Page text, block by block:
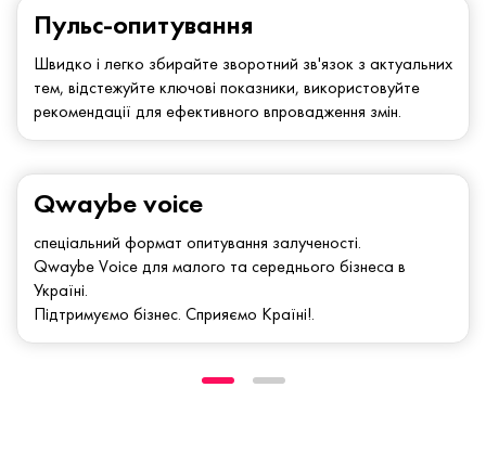
Qwaybe voice
спеціальний формат опитування залученості.
Qwaybe Voice для малого та середнього бізнеса в
Україні.
Підтримуємо бізнес. Сприяємо Країні!.
Пульс-опитування
Швидко і легко збирайте зворотний зв'язок з актуальних
тем, відстежуйте ключові показники, використовуйте
рекомендації для ефективного впровадження змін.